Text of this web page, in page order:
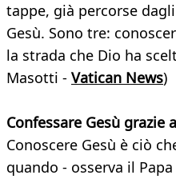
tappe, già percorse
Gesù. Sono tre:
la strada che Dio ha
Masotti - Vatican News)
Confessare Gesù grazie
Conoscere Gesù è ciò
quando - osserva il